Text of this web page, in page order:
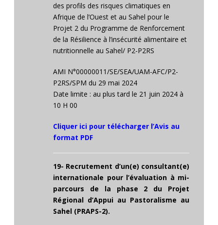
des profils des risques climatiques en
Afrique de l’Ouest et au Sahel pour le
Projet 2 du Programme de Renforcement
de la Résilience à l’insécurité alimentaire et
nutritionnelle au Sahel/ P2-P2RS
AMI N°00000011/SE/SEA/UAM-AFC/P2-
P2RS/SPM du 29 mai 2024
Date limite : au plus tard le 21 juin 2024 à
10 H 00
Cliquer ici pour télécharger l’Avis au
format PDF
19- Recrutement d’un(e) consultant(e)
internationale pour l’évaluation à mi-
parcours de la phase 2 du Projet
Régional d’Appui au Pastoralisme au
Sahel (PRAPS-2).